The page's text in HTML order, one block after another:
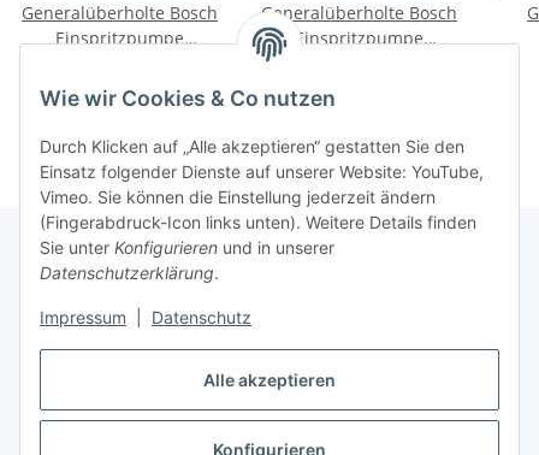
Alle akzeptieren
Konfigurieren
Wie wir Cookies & Co nutzen
Durch Klicken auf „Alle akzeptieren“ gestatten Sie den
Einsatz folgender Dienste auf unserer Website: YouTube,
Vimeo. Sie können die Einstellung jederzeit ändern
(Fingerabdruck-Icon links unten). Weitere Details finden
Sie unter Konfigurieren und in unserer
Datenschutzerklärung.
Impressum Datenschutz
Generalüberholte Bosch
Einspritzpumpe
Mercedes 320 300 350
CDI
Generalüberholte Bosch
Einspritzpumpe
0445010145 für Chrysler
Jeep Mercedes-Benz